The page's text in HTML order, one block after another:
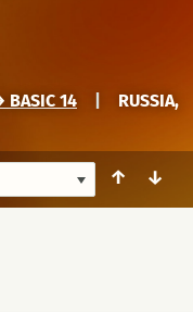
BASIC 14
RUSSIA,
↑ ↓